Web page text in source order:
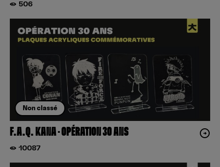
506
Non classé
F.A.Q. KANA – OPÉRATION 30 ANS
10087